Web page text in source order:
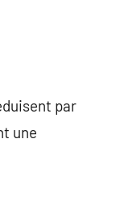
par
une